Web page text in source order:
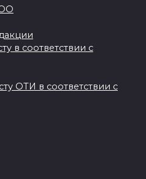
в соответствии с
ОТИ в соответствии с